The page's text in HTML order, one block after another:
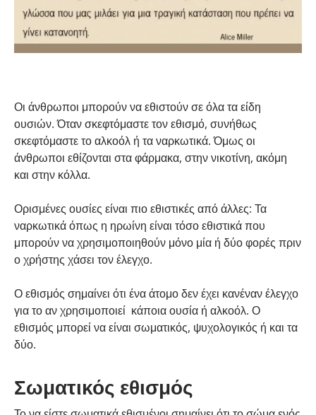
Οι άνθρωποι μπορούν να εθιστούν σε όλα τα είδη
ουσιών. Όταν σκεφτόμαστε τον εθισμό, συνήθως
σκεφτόμαστε το αλκοόλ ή τα ναρκωτικά. Όμως οι
άνθρωποι εθίζονται στα φάρμακα, στην νικοτίνη, ακόμη
και στην κόλλα.
Ορισμένες ουσίες είναι πιο εθιστικές από άλλες: Τα
ναρκωτικά όπως η ηρωίνη είναι τόσο εθιστικά που
μπορούν να χρησιμοποιηθούν μόνο μία ή δύο φορές πριν
ο χρήστης χάσει τον έλεγχο.
Ο εθισμός σημαίνει ότι ένα άτομο δεν έχει κανέναν έλεγχο
για το αν χρησιμοποιεί κάποια ουσία ή αλκοόλ. Ο
εθισμός μπορεί να είναι σωματικός, ψυχολογικός ή και τα
δύο.
Σωματικός εθισμός